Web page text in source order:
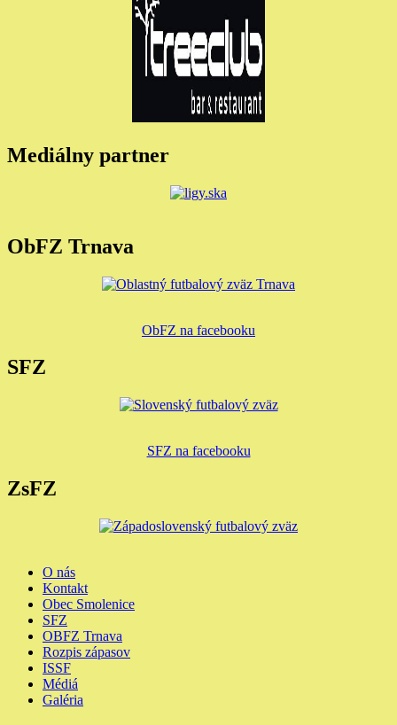
Mediálny partner
ObFZ Trnava
ObFZ na facebooku
SFZ
SFZ na facebooku
ZsFZ
O nás
Kontakt
Obec Smolenice
SFZ
OBFZ Trnava
Rozpis zápasov
ISSF
Médiá
Galéria